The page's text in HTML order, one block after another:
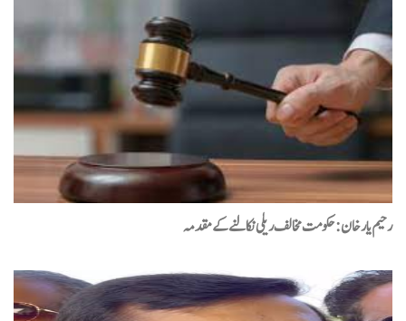
رحیم یارخان :حکومت مخالف ریلی نکالنے کے مقدمہ